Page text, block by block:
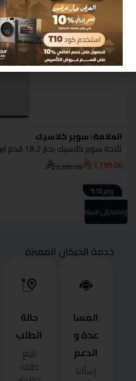
العلامة:سوبر كلاسيك
ثلاجة سوبر كلاسيك بخار 18.2 قدم ابيض 515 لتر موديل SPCRF-678N
2,200.00 1,799.00
وفر 18%
إضافة إلى السلة
خدمة الحركان المميزة
المسا
عدة و
الدعم
إسألنا
حالة
الطلب
تتبع
طلبك